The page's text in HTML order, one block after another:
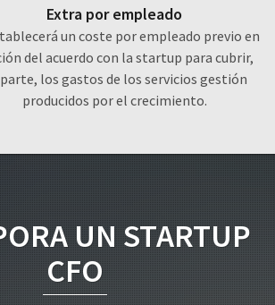
Extra por empleado
un coste por empleado previo en
del acuerdo con la startup para cubrir,
los gastos de los servicios gestión
producidos por el crecimiento.
UN STARTUP
CFO